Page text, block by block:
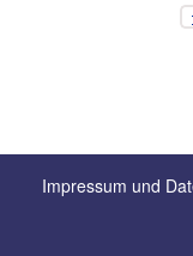
Impressum und